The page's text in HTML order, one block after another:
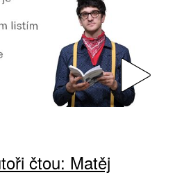
čtou: Matěj